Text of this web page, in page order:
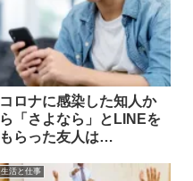
コロナに感染した知人か
ら「さよなら」とLINEを
もらった友人は…
生活と仕事